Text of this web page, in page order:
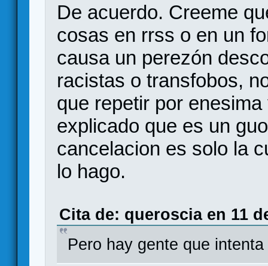
De acuerdo. Creeme
cosas en rrss o en un
causa un perezón
racistas o transfobos,
que repetir por
explicado que es un
cancelacion es solo la
lo hago.
Cita de: queroscia en 11
Pero hay gente que